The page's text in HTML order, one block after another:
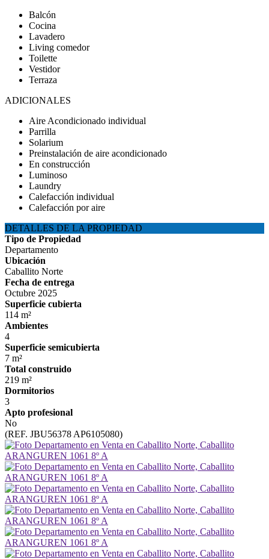
Balcón
Cocina
Lavadero
Living comedor
Toilette
Vestidor
Terraza
ADICIONALES
Aire Acondicionado individual
Parrilla
Solarium
Preinstalación de aire acondicionado
En construcción
Luminoso
Laundry
Calefacción individual
Calefacción por aire
DETALLES DE LA PROPIEDAD
Tipo de Propiedad
Departamento
Ubicación
Caballito Norte
Fecha de entrega
Octubre 2025
Superficie cubierta
114 m²
Ambientes
4
Superficie semicubierta
7 m²
Total construido
219 m²
Dormitorios
3
Apto profesional
No
(REF. JBU56378 AP6105080)